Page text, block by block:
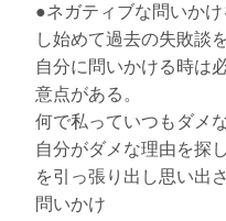
●ネガティブな問いか
し始めて過去の失敗談
自分に問いかける時は
意点がある。
何で私っていつもダメ
自分がダメな理由を探
を引っ張り出し思い出
問いかけ